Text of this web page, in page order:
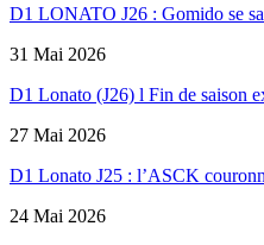
D1 LONATO J26 : Gomido se
31 Mai 2026
D1 Lonato (J26) l Fin de saison
27 Mai 2026
D1 Lonato J25 : l’ASCK
24 Mai 2026